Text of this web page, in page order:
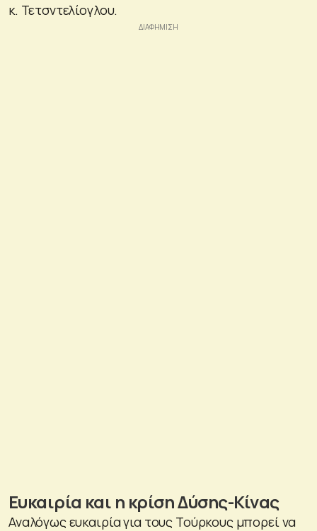
κ. Τετσντελίογλου.
Ευκαιρία και η κρίση Δύσης-Κίνας
Αναλόγως ευκαιρία για τους Τούρκους μπορεί να